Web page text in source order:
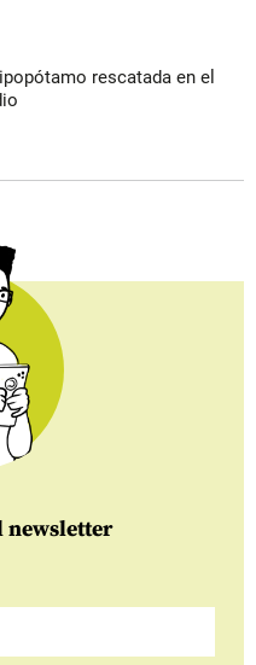
rescatada en el
newsletter